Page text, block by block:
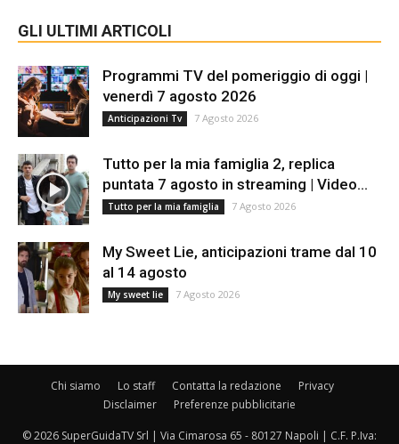
GLI ULTIMI ARTICOLI
Programmi TV del pomeriggio di oggi |
venerdì 7 agosto 2026
Anticipazioni Tv 7 Agosto 2026
Tutto per la mia famiglia 2, replica
puntata 7 agosto in streaming | Video...
Tutto per la mia famiglia 7 Agosto 2026
My Sweet Lie, anticipazioni trame dal 10
al 14 agosto
My sweet lie 7 Agosto 2026
Chi siamo Lo staff Contatta la redazione
Privacy
Disclaimer
Preferenze pubblicitarie
© 2026 SuperGuidaTV Srl | Via Cimarosa 65 - 80127 Napoli | C.F. P.Iva: